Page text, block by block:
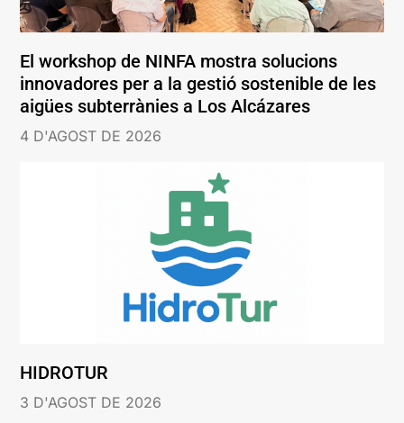
El workshop de NINFA mostra solucions
innovadores per a la gestió sostenible de les
aigües subterrànies a Los Alcázares
4 D'AGOST DE 2026
HIDROTUR
3 D'AGOST DE 2026